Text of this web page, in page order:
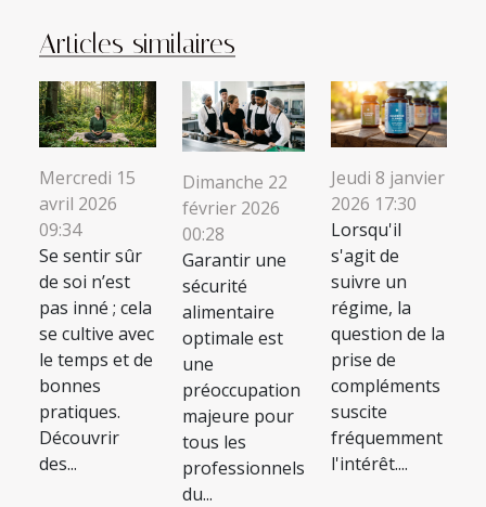
Articles similaires
Mercredi 15
avril 2026
09:34
Se sentir sûr
de soi n’est
pas inné ; cela
se cultive avec
le temps et de
bonnes
pratiques.
Découvrir
des...
Dimanche 22
février 2026
00:28
Garantir une
sécurité
alimentaire
optimale est
une
préoccupation
majeure pour
tous les
professionnels
du...
Jeudi 8 janvier
2026 17:30
Lorsqu'il
s'agit de
suivre un
régime, la
question de la
prise de
compléments
suscite
fréquemment
l'intérêt....